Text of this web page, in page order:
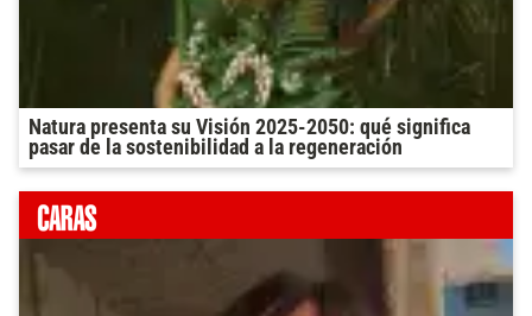
Natura presenta su Visión 2025-2050: qué significa
pasar de la sostenibilidad a la regeneración